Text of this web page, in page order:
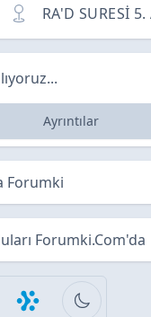
RA'D SURESİ
Ayrıntılar
Forumki
Forumki.Com'da